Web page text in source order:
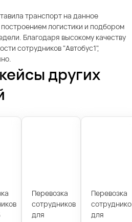
транспорт на данное
логистики и подбором
Благодаря высокому качеству
сотрудников "Автобус1",
других
Перевозка
сотрудников
для
Перевозка
для